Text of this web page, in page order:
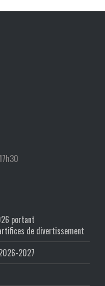
portant
de divertissement
2027